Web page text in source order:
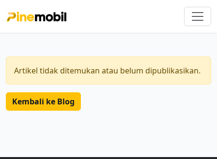
Artikel tidak ditemukan atau belum dipublikasikan.
Kembali ke Blog